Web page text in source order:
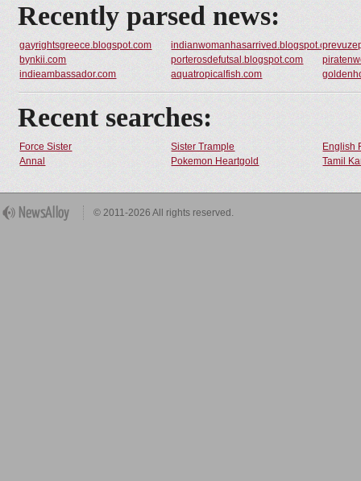
Recently parsed news:
gayrightsgreece.blogspot.com indianwomanhasarrived.blogspot.com
bynkii.com
porterosdefutsal.blogspot.com
indieambassador.com
aquatropicalfish.com
Recent searches:
Force Sister Sister Trample
English
Annal
Pokemon Heartgold Tamil
© 2011-2026 All rights reserved.